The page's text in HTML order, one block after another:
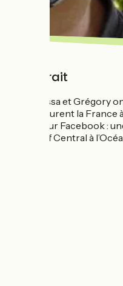
Portrait
Vanessa et Grégory
parcourent la
vélo sur Facebook :
Massif Central à